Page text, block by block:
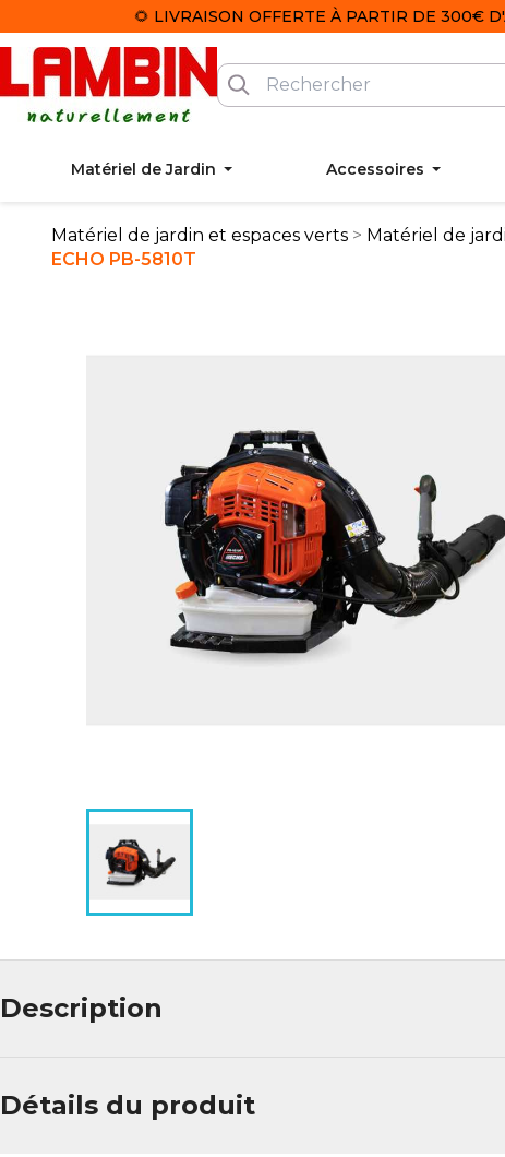
🌻 LIVRAISON OFFERTE À PARTIR DE 300€
Matériel de Jardin Accessoires
Matériel de jardin et espaces verts Matériel de
ECHO PB-5810T
Description
Détails du produit